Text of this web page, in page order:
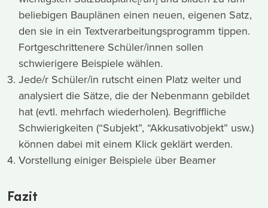
beliebigen Bauplänen einen neuen, eigenen Satz,
den sie in ein Textverarbeitungsprogramm tippen.
Fortgeschrittenere Schüler/innen sollen
schwierigere Beispiele wählen.
Jede/r Schüler/in rutscht einen Platz weiter und
analysiert die Sätze, die der Nebenmann gebildet
hat (evtl. mehrfach wiederholen). Begriffliche
Schwierigkeiten (“Subjekt”, “Akkusativobjekt” usw.)
können dabei mit einem Klick geklärt werden.
Vorstellung einiger Beispiele über Beamer
Fazit